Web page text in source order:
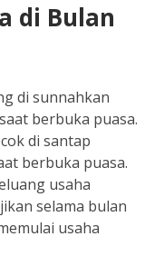
di Bulan
di sunnahkan
berbuka puasa.
di santap
berbuka puasa.
usaha
selama bulan
usaha